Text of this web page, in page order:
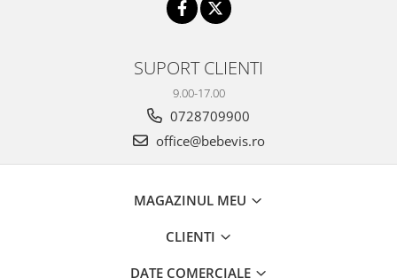
SUPORT CLIENTI
9.00-17.00
0728709900
office@bebevis.ro
MAGAZINUL MEU
CLIENTI
DATE COMERCIALE